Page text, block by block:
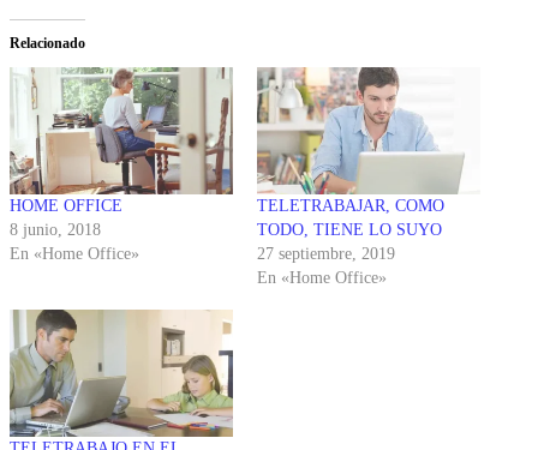
Relacionado
HOME OFFICE
8 junio, 2018
En «Home Office»
TELETRABAJAR, COMO
TODO, TIENE LO SUYO
27 septiembre, 2019
En «Home Office»